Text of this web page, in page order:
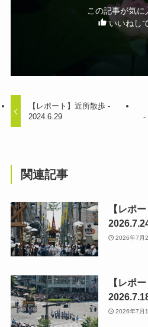
この記事が気に
いいねし
【レポート】近所散歩 -
2024.6.29
-
関連記事
【レポ
2026年7月
【レポ
2026年7月